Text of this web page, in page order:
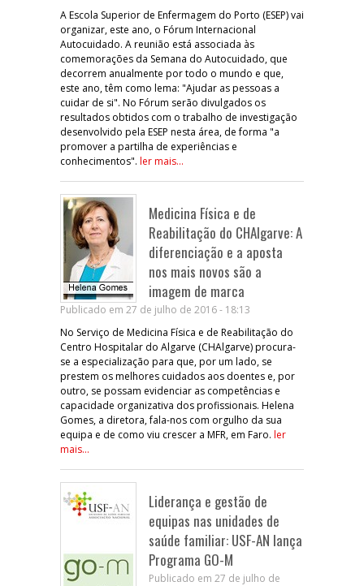
A Escola Superior de Enfermagem do Porto (ESEP) vai
organizar, este ano, o Fórum Internacional
Autocuidado. A reunião está associada às
comemorações da Semana do Autocuidado, que
decorrem anualmente por todo o mundo e que,
este ano, têm como lema: "Ajudar as pessoas a
cuidar de si". No Fórum serão divulgados os
resultados obtidos com o trabalho de investigação
desenvolvido pela ESEP nesta área, de forma "a
promover a partilha de experiências e
conhecimentos". ler mais...
Medicina Física e de
Reabilitação do CHAlgarve: A
diferenciação e a aposta
nos mais novos são a
imagem de marca
Publicado em 27 de julho de 2016 - 18:13
No Serviço de Medicina Física e de Reabilitação do
Centro Hospitalar do Algarve (CHAlgarve) procura-
se a especialização para que, por um lado, se
prestem os melhores cuidados aos doentes e, por
outro, se possam evidenciar as competências e
capacidade organizativa dos profissionais. Helena
Gomes, a diretora, fala-nos com orgulho da sua
equipa e de como viu crescer a MFR, em Faro. ler
mais...
Liderança e gestão de
equipas nas unidades de
saúde familiar: USF-AN lança
Programa GO-M
Publicado em 27 de julho de